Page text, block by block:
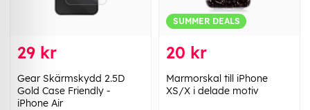
29 kr
Gear Skärmskydd 2.5D
Gold Case Friendly -
iPhone Air
SUMMER DEALS
20 kr
Marmorskal till iPhone
XS/X i delade motiv